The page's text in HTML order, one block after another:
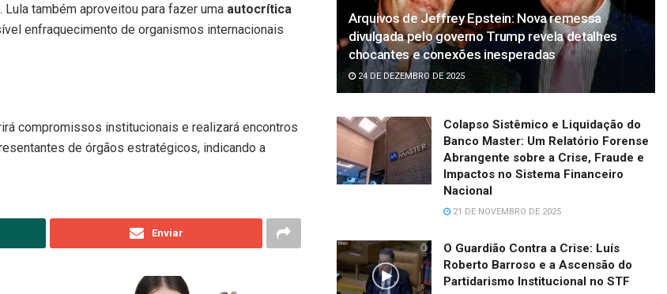
também aproveitou para fazer uma autocrítica
enfraquecimento de organismos internacionais
compromissos institucionais e realizará encontros
de órgãos estratégicos, indicando a
Enviar
Arquivos de Jeffrey Epstein: Nova remessa
divulgada pelo governo Trump revela detalhes
chocantes e conexões inesperadas
24 DE DEZEMBRO DE 2025
Colapso Sistêmico e Liquidação do
Banco Master: Um Relatório Forense
Abrangente sobre a Crise, Fraude e
Impactos no Sistema Financeiro
Nacional
21 DE NOVEMBRO DE 2025
O Guardião Contra a Crise: Luís
Roberto Barroso e a Ascensão do
Partidarismo Institucional no STF